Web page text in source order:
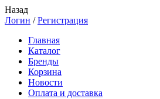
Назад
Логин /Регистрация
Главная
Каталог
Бренды
Корзина
Новости
Оплата и доставка